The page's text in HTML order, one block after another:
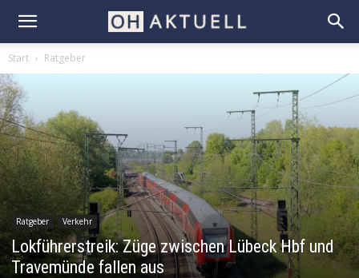
Start Ratgeber
Ratgeber Verkehr
Lokführerstreik: Züge zwischen Lübeck Hbf und
Travemünde fallen aus